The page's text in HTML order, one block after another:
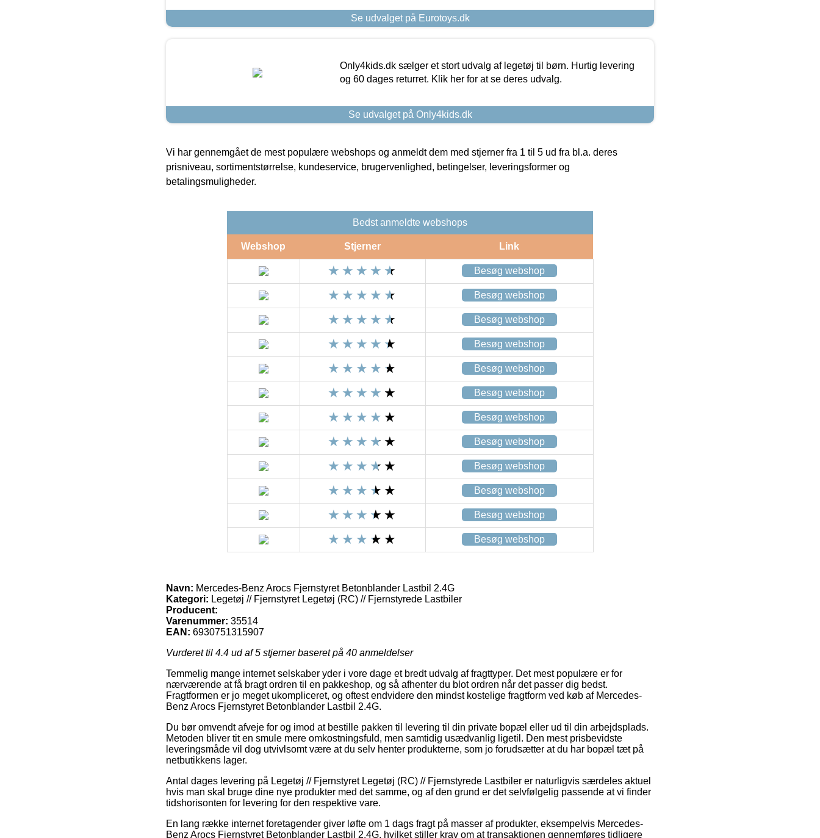
Se udvalget på Eurotoys.dk
Only4kids.dk sælger et stort udvalg af legetøj til børn. Hurtig levering
og 60 dages returret. Klik her for at se deres udvalg.
Se udvalget på Only4kids.dk
Vi har gennemgået de mest populære webshops og anmeldt dem med stjerner fra 1 til 5 ud fra bl.a. deres
prisniveau, sortimentstørrelse, kundeservice, brugervenlighed, betingelser, leveringsformer og
betalingsmuligheder.
Bedst anmeldte webshops
Webshop Stjerner Link
Besøg webshop
Besøg webshop
Besøg webshop
Besøg webshop
Besøg webshop
Besøg webshop
Besøg webshop
Besøg webshop
Besøg webshop
Besøg webshop
Besøg webshop
Besøg webshop
Navn: Mercedes-Benz Arocs Fjernstyret Betonblander Lastbil 2.4G
Kategori: Legetøj // Fjernstyret Legetøj (RC) // Fjernstyrede Lastbiler
Producent:
Varenummer: 35514
EAN: 6930751315907
Vurderet til 4.4 ud af 5 stjerner baseret på 40 anmeldelser
Temmelig mange internet selskaber yder i vore dage et bredt udvalg af fragttyper. Det mest populære er for
nærværende at få bragt ordren til en pakkeshop, og så afhenter du blot ordren når det passer dig bedst.
Fragtformen er jo meget ukompliceret, og oftest endvidere den mindst kostelige fragtform ved køb af Mercedes-
Benz Arocs Fjernstyret Betonblander Lastbil 2.4G.
Du bør omvendt afveje for og imod at bestille pakken til levering til din private bopæl eller ud til din arbejdsplads.
Metoden bliver tit en smule mere omkostningsfuld, men samtidig usædvanlig ligetil. Den mest prisbevidste
leveringsmåde vil dog utvivlsomt være at du selv henter produkterne, som jo forudsætter at du har bopæl tæt på
netbutikkens lager.
Antal dages levering på Legetøj // Fjernstyret Legetøj (RC) // Fjernstyrede Lastbiler er naturligvis særdeles aktuel
hvis man skal bruge dine nye produkter med det samme, og af den grund er det selvfølgelig passende at vi finder
tidshorisonten for levering for den respektive vare.
En lang række internet foretagender giver løfte om 1 dags fragt på masser af produkter, eksempelvis Mercedes-
Benz Arocs Fjernstyret Betonblander Lastbil 2.4G, hvilket stiller krav om at transaktionen gennemføres tidligere